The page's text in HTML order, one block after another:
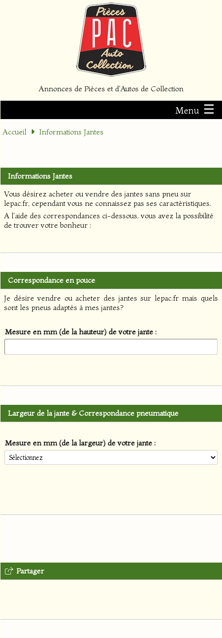
Annonces de Pièces et d'Autos de Collection
Menu ☰
Accueil Informations Jantes
Partager
Informations Jantes
Vous désirez acheter ou vendre des jantes sans pneu sur
lepac.fr, cependant vous ne connaissez pas ses caractéristiques.
A l'aide des correspondances ci-dessous, vous avez la possibilité
de trouver votre bonheur :
Correspondance en pouce
Je désire vendre ou acheter des jantes sur lepac.fr mais quels
sont les pneus adaptés à mes jantes?
Mesure en mm (de la hauteur) de votre jante :
Largeur de la jante & Correspondance pneumatique
Mesure en mm (de la largeur) de votre jante :